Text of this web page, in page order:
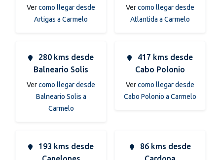
Vercomo llegar desde
Artigas a Carmelo
Vercomo llegar desde
Atlantida a Carmelo
280 kms desde
Balneario Solis
Vercomo llegar desde
Balneario Solis a
Carmelo
417 kms desde
Cabo Polonio
Vercomo llegar desde
Cabo Polonio a Carmelo
193 kms desde
86 kms desde